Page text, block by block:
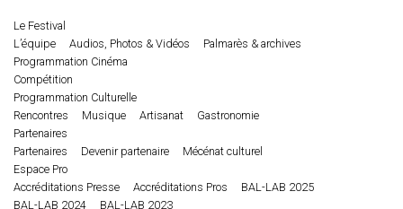
Le Festival
L’équipe
Audios, Photos & Vidéos
Palmarès & archives
Programmation Cinéma
Compétition
Programmation Culturelle
Rencontres
Musique Artisanat
Gastronomie
Partenaires
Partenaires
Devenir partenaire
Mécénat culturel
Espace Pro
Accréditations Presse
Accréditations Pros
BAL-LAB 2025
BAL-LAB 2024
BAL-LAB 2023